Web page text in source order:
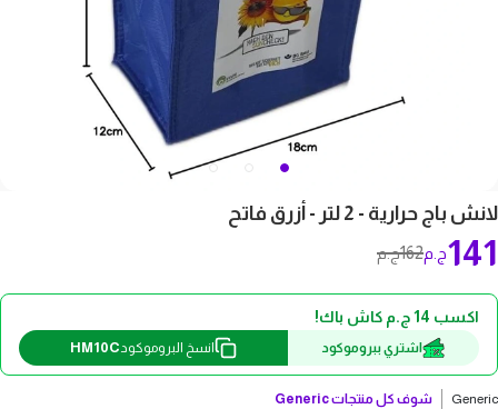
لانش باج حرارية - 2 لتر - أزرق فاتح
162ج.م 141ج.م
اكسب 14 ج.م كاش باك!
اشتري ببروموكود انسخ البروموكود HM10C
Generic شوف كل منتجاتGeneric